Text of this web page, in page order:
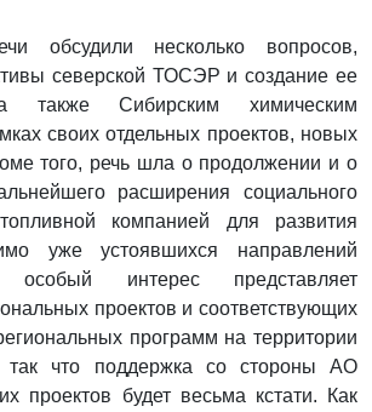
обсудили несколько вопросов,
северской ТОСЭР и создание ее
также Сибирским химическим
своих отдельных проектов, новых
того, речь шла о продолжении и о
расширения социального
компанией для развития
уже устоявшихся направлений
особый интерес представляет
проектов и соответствующих
программ на территории
так что поддержка со стороны АО
проектов будет весьма кстати. Как